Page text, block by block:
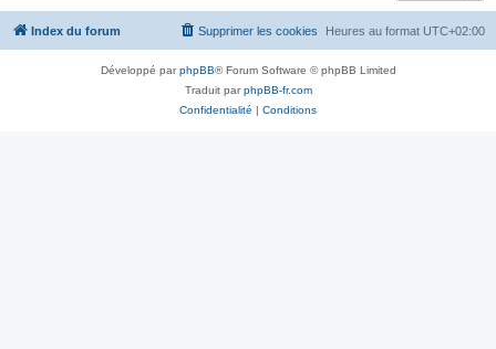
Index du forum Heures au format UTC+02:00
Supprimer les cookies
Développé parphpBB® Forum Software © phpBB Limited
Traduit parphpBB-fr.com
Confidentialité
Conditions